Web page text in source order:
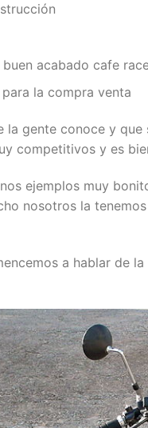
acabado cafe
la compra venta
la gente conoce y
competitivos y es
ejemplos muy
nosotros la
a hablar de